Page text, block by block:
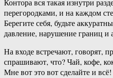
Контора вся такая изнутри
перегородками, и на каждом
Берегите себя, будьте
давление, нарушение границ и
На входе встречают, говорят,
спрашивают, что? Чай, кофе,
Мне вот это вот сделайте и